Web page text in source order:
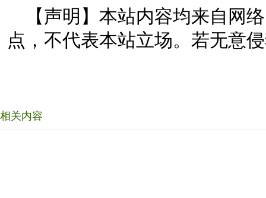
【声明】本站内容均来自网
点，不代表本站立场。若无意
相关内容